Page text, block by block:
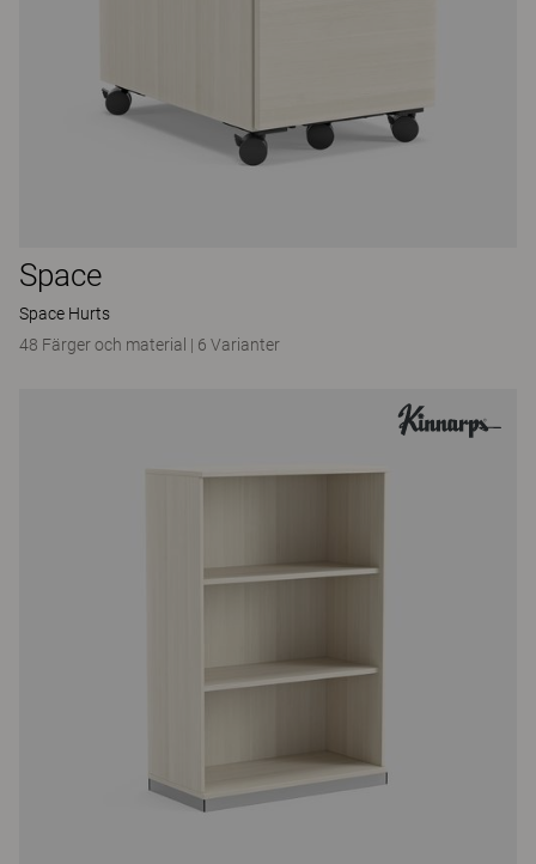
Space
Space Hurts
48 Färger och material | 6 Varianter